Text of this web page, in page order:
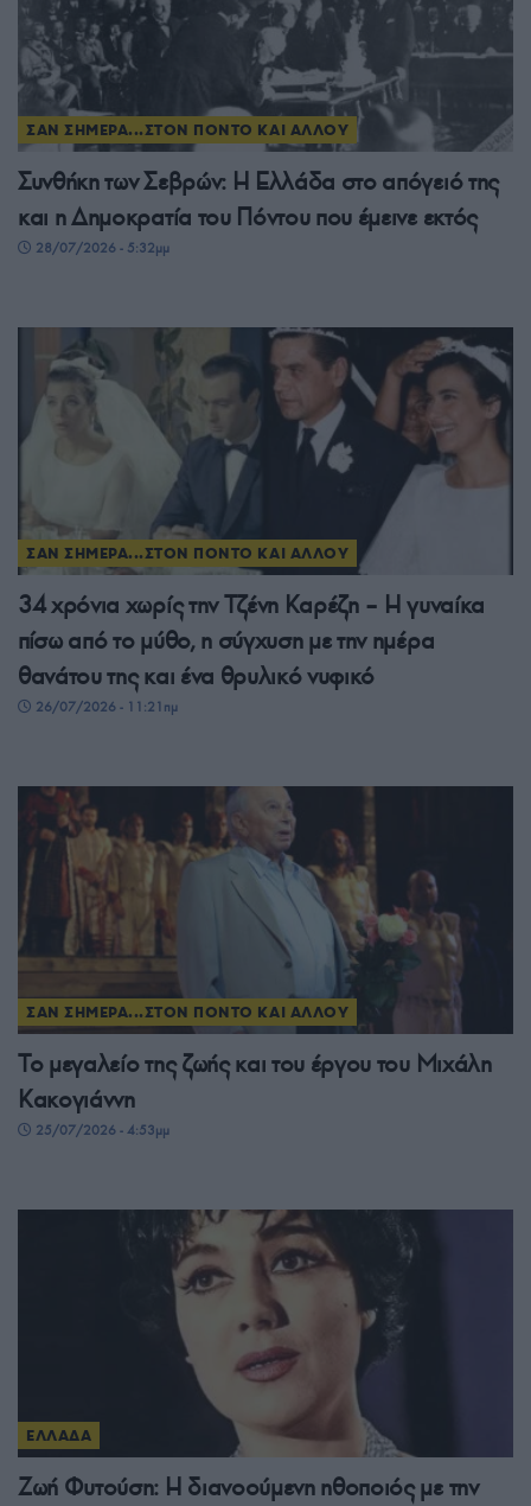
ΣΑΝ ΣΗΜΕΡΑ...ΣΤΟΝ ΠΟΝΤΟ ΚΑΙ ΑΛΛΟΥ
Συνθήκη των Σεβρών: Η Ελλάδα στο απόγειό της
και η Δημοκρατία του Πόντου που έμεινε εκτός
28/07/2026 - 5:32μμ
ΣΑΝ ΣΗΜΕΡΑ...ΣΤΟΝ ΠΟΝΤΟ ΚΑΙ ΑΛΛΟΥ
34 χρόνια χωρίς την Τζένη Καρέζη – Η γυναίκα
πίσω από το μύθο, η σύγχυση με την ημέρα
θανάτου της και ένα θρυλικό νυφικό
26/07/2026 - 11:21πμ
ΣΑΝ ΣΗΜΕΡΑ...ΣΤΟΝ ΠΟΝΤΟ ΚΑΙ ΑΛΛΟΥ
Το μεγαλείο της ζωής και του έργου του Μιχάλη
Κακογιάννη
25/07/2026 - 4:53μμ
ΕΛΛΑΔΑ
Ζωή Φυτούση: Η διανοούμενη ηθοποιός με την